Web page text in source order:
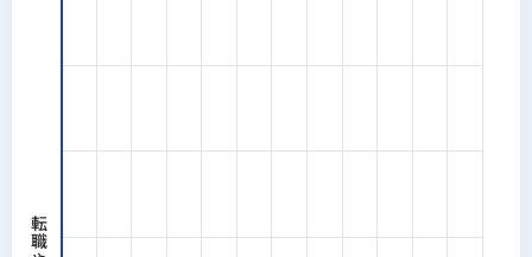
サイト・LPなど30本以上。自社ではreslog.jp/
営を通じて200社以上のITスクールを調査してお